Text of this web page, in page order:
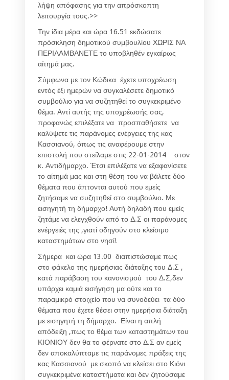
λήψη απόφασης για την απρόσκοπτη
λειτουργία τους.>>
Την ίδια μέρα και ώρα 16.51 εκδώσατε
πρόσκληση δημοτικού συμβουλίου ΧΩΡΙΣ ΝΑ
ΠΕΡΙΛΑΜΒΑΝΕΤΕ το υποβληθέν εγκαίρως
αίτημά μας.
Σύμφωνα με τον Κώδικα έχετε υποχρέωση
εντός έξι ημερών να συγκαλέσετε δημοτικό
συμβούλιο για να συζητηθεί το συγκεκριμένο
θέμα. Αντί αυτής της υποχρέωσής σας,
προφανώς επιλέξατε να προσπαθήσετε να
καλύψετε τις παράνομες ενέργειες της κας
Κασσιανού, όπως τις αναφέρουμε στην
επιστολή που στείλαμε στις 22-01-2014 στον
κ. Αντιδήμαρχο. Έτσι επιλέξατε να εξαφανίσετε
το αίτημά μας και στη θέση του να βάλετε δύο
θέματα που άπτονται αυτού που εμείς
ζητήσαμε να συζητηθεί στο συμβούλιο. Με
εισηγητή τη δήμαρχο! Αυτή δηλαδή που εμείς
ζητάμε να ελεγχθούν από το Δ.Σ οι παράνομες
ενέργειές της ,γιατί οδηγούν στο κλείσιμο
καταστημάτων στο νησί!
Σήμερα και ώρα 13.00 διαπιστώσαμε πως
στο φάκελο της ημερήσιας διάταξης του Δ.Σ ,
κατά παράβαση του κανονισμού του Δ.Σ,δεν
υπάρχει καμιά εισήγηση μα ούτε και το
παραμικρό στοιχείο που να συνοδεύει τα δύο
θέματα που έχετε θέσει στην ημερήσια διάταξη
με εισηγητή τη δήμαρχο. Είναι η απλή
απόδειξη ,πως το θέμα των καταστημάτων του
ΚΙΟΝΙΟΥ δεν θα το φέρνατε στο Δ.Σ αν εμείς
δεν αποκαλύπταμε τις παράνομες πράξεις της
κας Κασσιανού με σκοπό να κλείσει στο Κιόνι
συγκεκριμένα καταστήματα και δεν ζητούσαμε